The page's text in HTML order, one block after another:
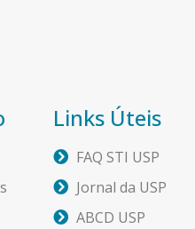
Links Úteis
FAQ STI USP
Jornal da USP
ABCD USP